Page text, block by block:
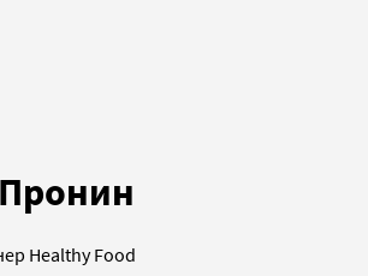
Healthy Food